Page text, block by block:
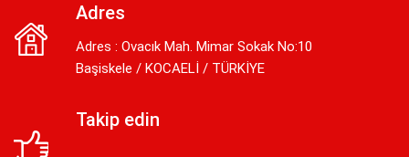
Adres
Adres : Ovacık Mah. Mimar Sokak No:10
Başiskele / KOCAELİ / TÜRKİYE
Takip edin